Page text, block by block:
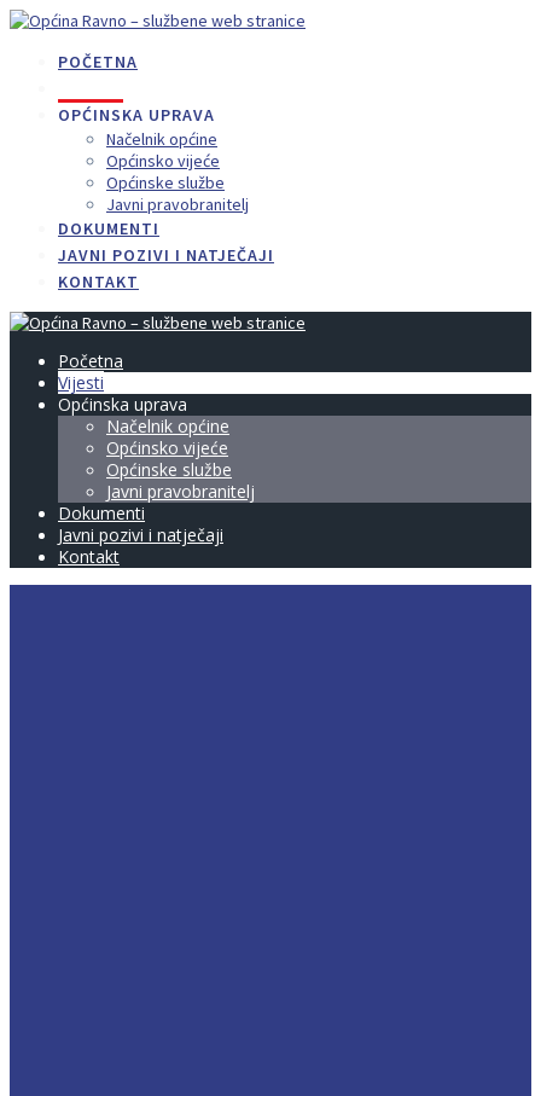
Skip
contentPOČETNA
OPĆINSKA UPRAVA
Načelnik općine
Općinsko vijeće
Općinske službe
Javni pravobranitelj
DOKUMENTI
JAVNI POZIVI I NATJEČAJI
KONTAKT
Početna
Vijesti
Općinska uprava
Načelnik općine
Općinsko vijeće
Općinske službe
Javni pravobranitelj
Dokumenti
Javni pozivi i natječaji
Kontakt